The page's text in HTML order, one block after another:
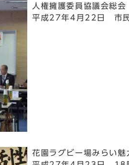
人権擁護委員協議会総会
平成27年4月22日 市
花園ラグビー場みらい